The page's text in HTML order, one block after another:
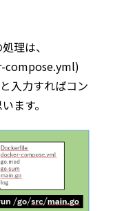
理は、
compose.yml)
入力すればコン
ます。